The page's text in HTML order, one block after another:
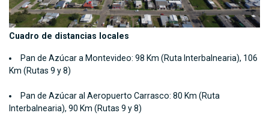
Cuadro de distancias locales
Pan de Azúcar a Montevideo: 98 Km (Ruta Interbalnearia), 106
Km (Rutas 9 y 8)
Pan de Azúcar al Aeropuerto Carrasco: 80 Km (Ruta
Interbalnearia), 90 Km (Rutas 9 y 8)